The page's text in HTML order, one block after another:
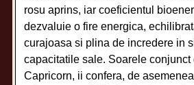
rosu aprins, iar coeficientul
dezvaluie o fire energica,
curajoasa si plina de incredere in
capacitatile sale. Soarele conjunct
Capricorn, ii confera, de